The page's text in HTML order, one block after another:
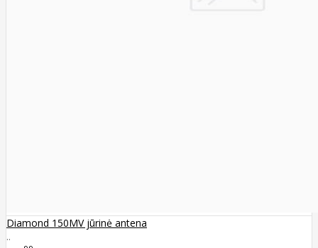
Diamond 150MV jūrinė antena
..